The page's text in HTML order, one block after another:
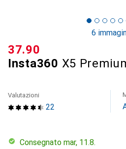
6
Insta360 X5
CHF
37.90
22
Valutazioni
Consegnato mar, 11.8.